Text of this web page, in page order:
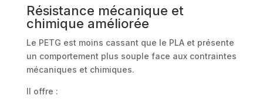
Résistance mécanique et
chimique améliorée
Le PETG est moins cassant que le PLA et présente
un comportement plus souple face aux contraintes
mécaniques et chimiques.
Il offre :